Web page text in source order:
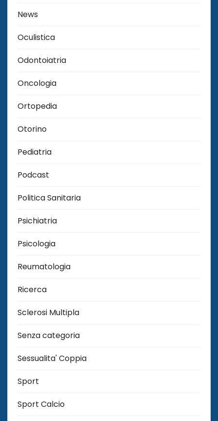
News
Oculistica
Odontoiatria
Oncologia
Ortopedia
Otorino
Pediatria
Podcast
Politica Sanitaria
Psichiatria
Psicologia
Reumatologia
Ricerca
Sclerosi Multipla
Senza categoria
Sessualita' Coppia
Sport
Sport Calcio